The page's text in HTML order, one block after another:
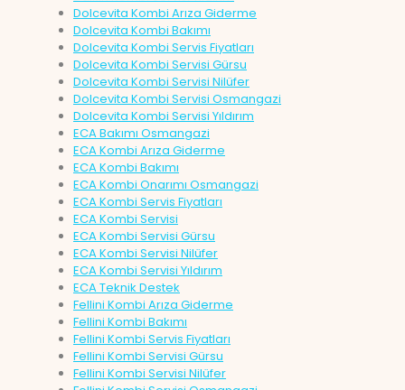
Dolcevita Kombi Arıza Giderme
Dolcevita Kombi Bakımı
Dolcevita Kombi Servis Fiyatları
Dolcevita Kombi Servisi Gürsu
Dolcevita Kombi Servisi Nilüfer
Dolcevita Kombi Servisi Osmangazi
Dolcevita Kombi Servisi Yıldırım
ECA Bakımı Osmangazi
ECA Kombi Arıza Giderme
ECA Kombi Bakımı
ECA Kombi Onarımı Osmangazi
ECA Kombi Servis Fiyatları
ECA Kombi Servisi
ECA Kombi Servisi Gürsu
ECA Kombi Servisi Nilüfer
ECA Kombi Servisi Yıldırım
ECA Teknik Destek
Fellini Kombi Arıza Giderme
Fellini Kombi Bakımı
Fellini Kombi Servis Fiyatları
Fellini Kombi Servisi Gürsu
Fellini Kombi Servisi Nilüfer